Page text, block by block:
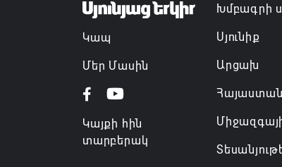
Կապ
Մեր Մասին
Կայքի հին
տարբերակ
Խմբագրի
Սյունիք
Արցախ
Հայաստան